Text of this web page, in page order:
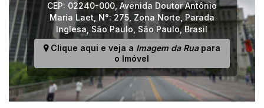
CEP: 02240-000, Avenida Doutor Antônio
Maria Laet N°: 275, Zona Norte, Parada
Inglesa, São Paulo São Paulo,Brasil
Clique aqui e veja a Imagem da Ruapara
o Imóvel